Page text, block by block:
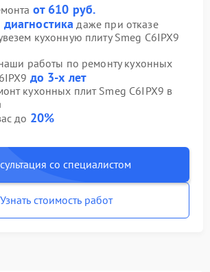
от 610 руб.
даже при отказе
кухонную плиту Smeg C6IPX9
работы по ремонту кухонных
до 3-х лет
кухонных плит Smeg C6IPX9 в
до 20%
со специалистом
Узнать стоимость работ